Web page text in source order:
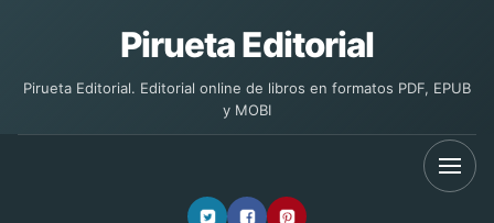
Pirueta Editorial
Pirueta Editorial. Editorial online de libros en formatos PDF, EPUB
y MOBI